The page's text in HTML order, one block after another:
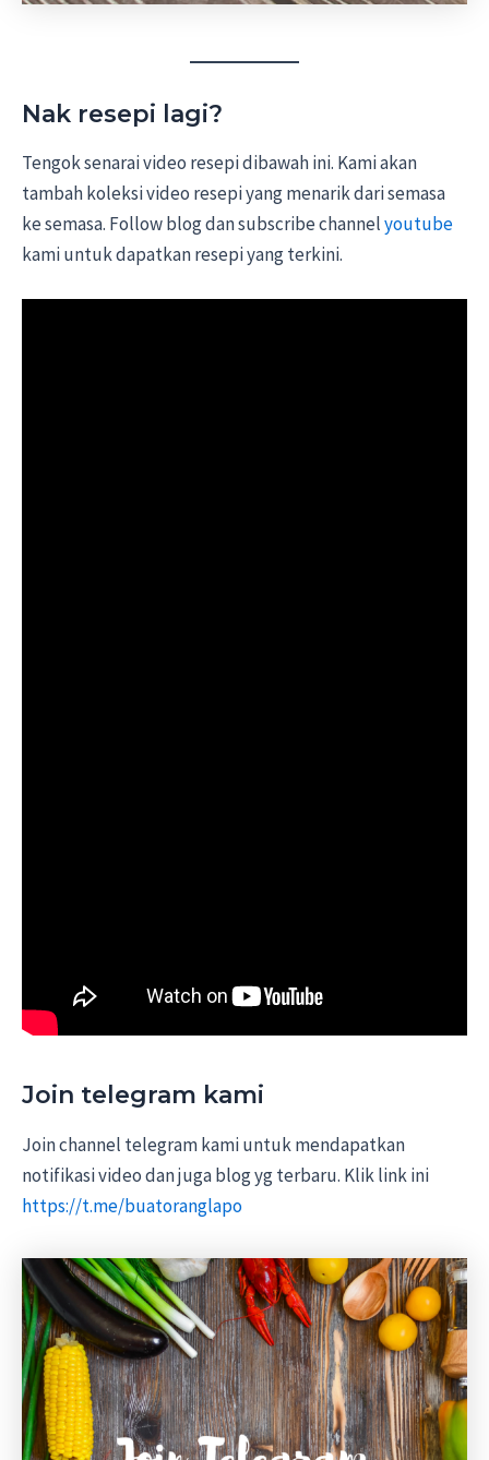
Nak resepi lagi?
Tengok senarai video resepi dibawah ini. Kami akan
tambah koleksi video resepi yang menarik dari semasa
ke semasa. Follow blog dan subscribe channelyoutube
kami untuk dapatkan resepi yang terkini.
Join telegram kami
Join channel telegram kami untuk mendapatkan
notifikasi video dan juga blog yg terbaru. Klik link ini
https://t.me/buatoranglapo